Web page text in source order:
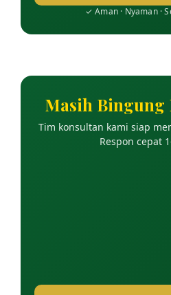
✓ Aman · Nyaman ·
Masih Bingung
Tim konsultan kami siap
Respon cepat